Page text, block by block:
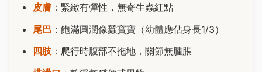
皮膚 ：緊緻有彈性，無寄生蟲紅點
尾巴 ：飽滿圓潤像蠶寶寶（幼體應佔身長1/3）
四肢 ：爬行時腹部不拖地，關節無腫脹